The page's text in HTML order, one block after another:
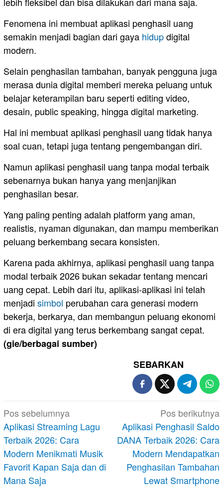
Fenomena ini membuat aplikasi penghasil uang
semakin menjadi bagian dari gaya hidupdigital
modern.
Selain penghasilan tambahan, banyak pengguna juga
merasa dunia digital memberi mereka peluang untuk
belajar keterampilan baru seperti editing video,
desain, public speaking, hingga digital marketing.
Hal ini membuat aplikasi penghasil uang tidak hanya
soal cuan, tetapi juga tentang pengembangan diri.
Namun aplikasi penghasil uang tanpa modal terbaik
sebenarnya bukan hanya yang menjanjikan
penghasilan besar.
Yang paling penting adalah platform yang aman,
realistis, nyaman digunakan, dan mampu memberikan
peluang berkembang secara konsisten.
Karena pada akhirnya, aplikasi penghasil uang tanpa
modal terbaik 2026 bukan sekadar tentang mencari
uang cepat. Lebih dari itu, aplikasi-aplikasi ini telah
menjadi simbol perubahan cara generasi modern
bekerja, berkarya, dan membangun peluang ekonomi
di era digital yang terus berkembang sangat cepat.
(gie/berbagai sumber)
SEBARKAN
Navigasi
pos
Pos sebelumnya
Aplikasi Streaming Lagu
Terbaik 2026: Cara
Modern Menikmati Musik
Favorit Kapan Saja dan di
Mana Saja
Pos berikutnya
Aplikasi Penghasil Saldo
DANA Terbaik 2026: Cara
Modern Mendapatkan
Penghasilan Tambahan
Lewat Smartphone